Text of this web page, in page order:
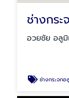
ช่างกร
อวยชัย อลูมิ
ช่างกระจกอ